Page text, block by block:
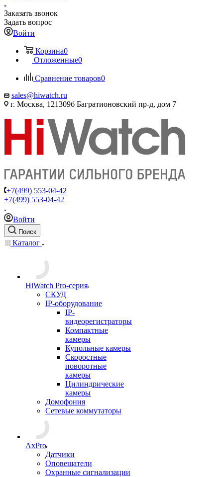
Заказать звонок
Задать вопрос
Войти
Корзина0
Отложенные0
Сравнение товаров0
sales@hiwatch.ru
г. Москва, 121309б Багратионовский пр-д, дом 7
+7(499) 553-04-42
+7(499) 553-04-42
Войти
Поиск
Каталог
HiWatch Pro-серия
CКУД
IP-оборудование
IP-
видеорегистраторы
Компактные
камеры
Купольные камеры
Скоростные
поворотные
камеры
Цилиндрические
камеры
Домофония
Сетевые коммутаторы
AxPro
Датчики
Оповещатели
Охранные сигнализации